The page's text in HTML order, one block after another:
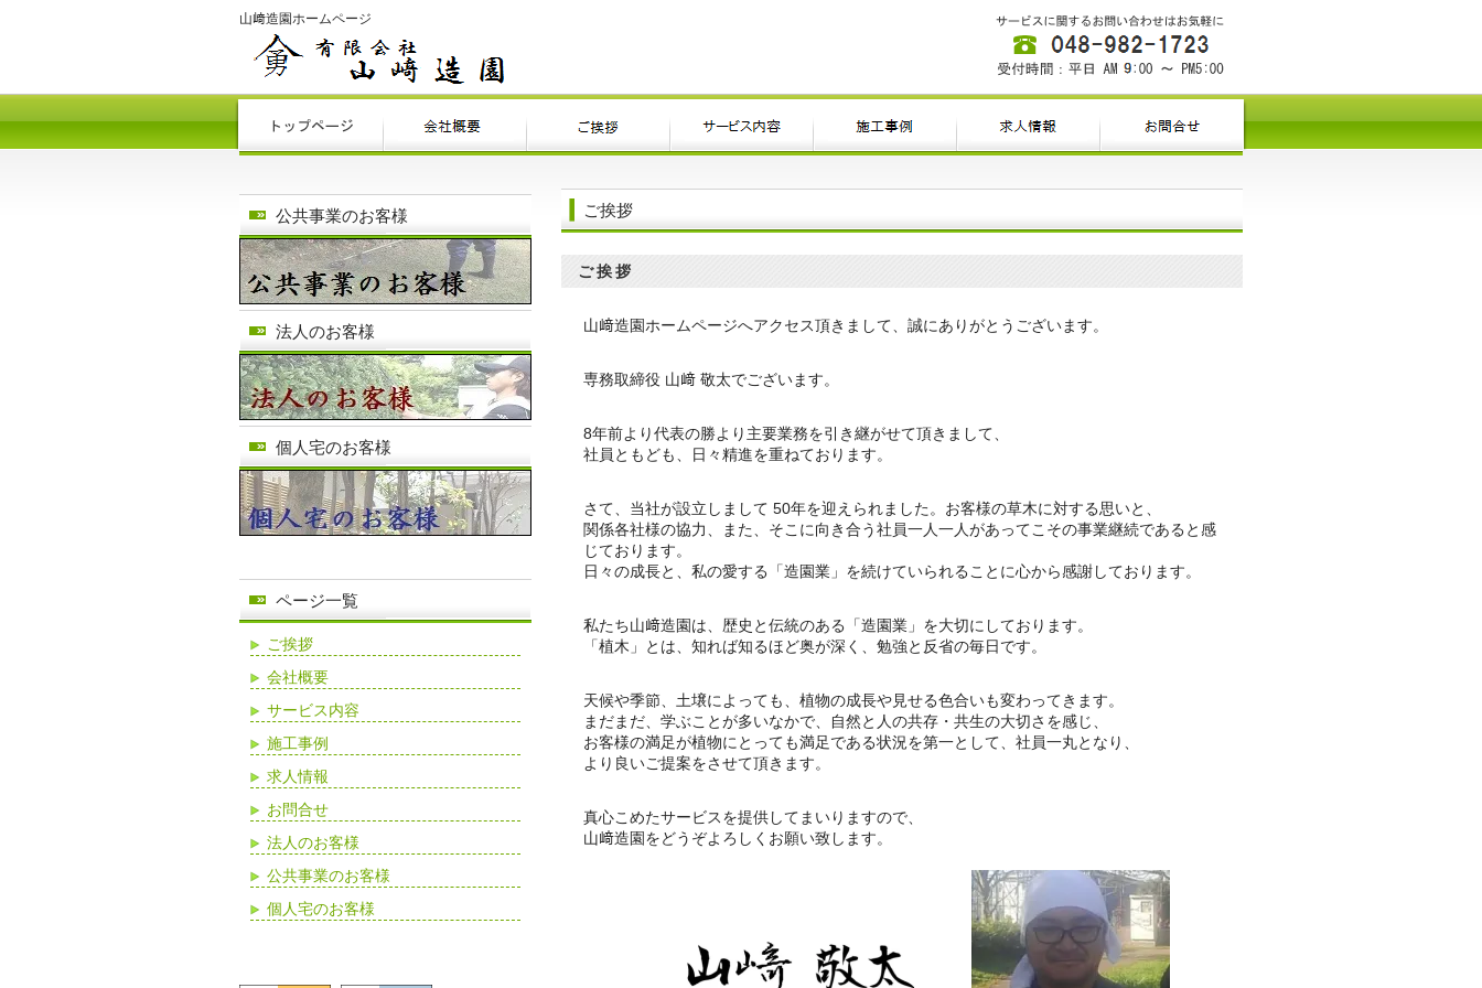
山﨑造園ホームページ
ご挨拶
ご挨拶
山﨑造園ホームページへアクセス頂きまして、誠にありがとうございます。
専務取締役 山﨑 敬太でございます。
8年前より代表の勝より主要業務を引き継がせて頂きまして、
社員ともども、日々精進を重ねております。
さて、当社が設立しまして 50年を迎えられました。お客様の草木に対する思いと、
関係各社様の協力、また、そこに向き合う社員一人一人があってこその事業継続であると感
じております。
日々の成長と、私の愛する「造園業」を続けていられることに心から感謝しております。
私たち山﨑造園は、歴史と伝統のある「造園業」を大切にしております。
「植木」とは、知れば知るほど奥が深く、勉強と反省の毎日です。
天候や季節、土壌によっても、植物の成長や見せる色合いも変わってきます。
まだまだ、学ぶことが多いなかで、自然と人の共存・共生の大切さを感じ、
お客様の満足が植物にとっても満足である状況を第一として、社員一丸となり、
より良いご提案をさせて頂きます。
真心こめたサービスを提供してまいりますので、
山﨑造園をどうぞよろしくお願い致します。
公共事業のお客様
法人のお客様
個人宅のお客様
ページ一覧
ご挨拶
会社概要
サービス内容
施工事例
求人情報
お問合せ
法人のお客様
公共事業のお客様
個人宅のお客様